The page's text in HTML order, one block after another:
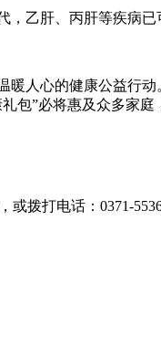
肝、丙肝等疾病已
心的健康公益行动
包”必将惠及众多家庭
打电话：0371-